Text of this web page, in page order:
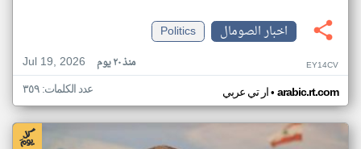
اخبار الصومال
Politics
Jul 19, 2026
منذ ٢٠ يوم EY14CV
ار تي عربي• arabic.rt.com عدد الكلمات: ٣٥٩